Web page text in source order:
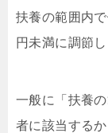
扶養の範囲内
円未満に調節
一般に「扶養
者に該当する